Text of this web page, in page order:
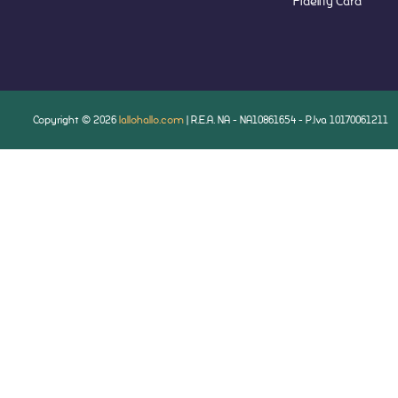
Copyright © 2026 lallohallo.com | R.E.A. NA - NA10861654 - P.Iva 10170061211